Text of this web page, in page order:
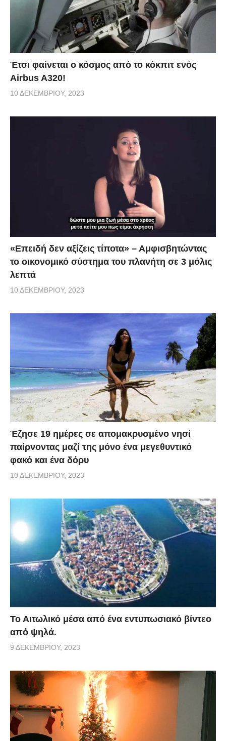
Έτσι φαίνεται ο κόσμος από το κόκπιτ ενός
Airbus A320!
10 ΔΕΚΕΜΒΡΊΟΥ, 2023
«Επειδή δεν αξίζεις τίποτα» – Αμφισβητώντας
το οικονομικό σύστημα του πλανήτη σε 3 μόλις
λεπτά
10 ΔΕΚΕΜΒΡΊΟΥ, 2023
Έζησε 19 ημέρες σε απομακρυσμένο νησί
παίρνοντας μαζί της μόνο ένα μεγεθυντικό
φακό και ένα δόρυ
10 ΔΕΚΕΜΒΡΊΟΥ, 2023
Το Αιτωλικό μέσα από ένα εντυπωσιακό βίντεο
από ψηλά.
9 ΔΕΚΕΜΒΡΊΟΥ, 2023